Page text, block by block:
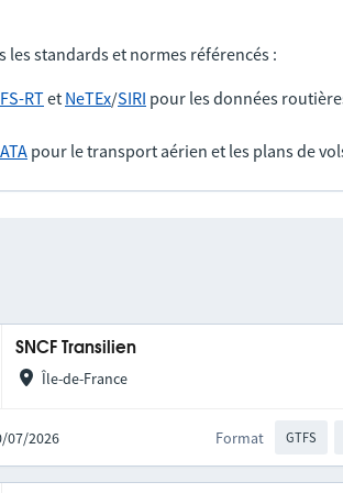
les standards et normes référencés :
RTet NeTEx/SIRI pour les données
pour le transport aérien et les plans de
SNCF Transilien
Île-de-France
07/2026 Format GTFS